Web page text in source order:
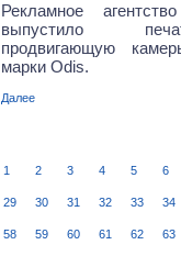
Рекламное
выпустило
продвигающую
марки Odis.
Далее
1 2 3 4 5 6
29 30 31 32 33 34
58 59 60 61 62 63